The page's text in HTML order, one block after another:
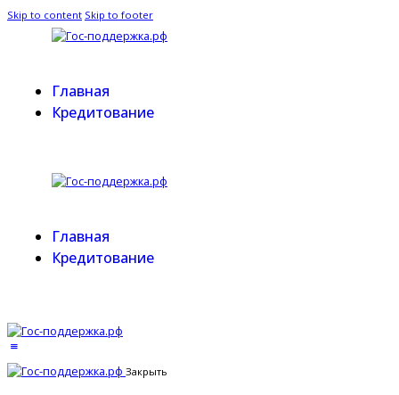
Skip to content Skip to footer
Главная
Кредитование
Главная
Кредитование
Закрыть